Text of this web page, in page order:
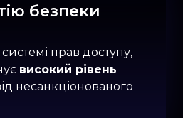
безпеки
прав доступу,
високий рівень
несанкціонованого